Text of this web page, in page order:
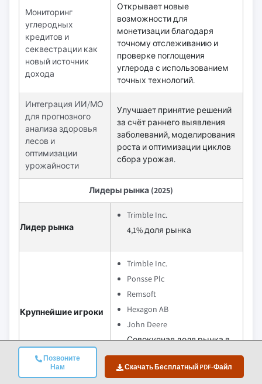
Позвоните
Нам
Скачать Бесплатный PDF-Файл
Мониторинг
углеродных
кредитов и
секвестрации как
новый источник
дохода
Открывает новые
возможности для
монетизации благодаря
точному отслеживанию и
проверке поглощения
углерода с использованием
точных технологий.
Интеграция ИИ/МО
для прогнозного
анализа здоровья
лесов и
оптимизации
урожайности
Улучшает принятие решений
за счёт раннего выявления
заболеваний, моделирования
роста и оптимизации циклов
сбора урожая.
Лидеры рынка (2025)
Лидер рынка
Trimble Inc.
4,1% доля рынка
Крупнейшие игроки
Trimble Inc.
Ponsse Plc
Remsoft
Hexagon AB
John Deere
Совокупная доля рынка в